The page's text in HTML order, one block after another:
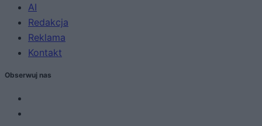
AI
Redakcja
Reklama
Kontakt
Obserwuj nas